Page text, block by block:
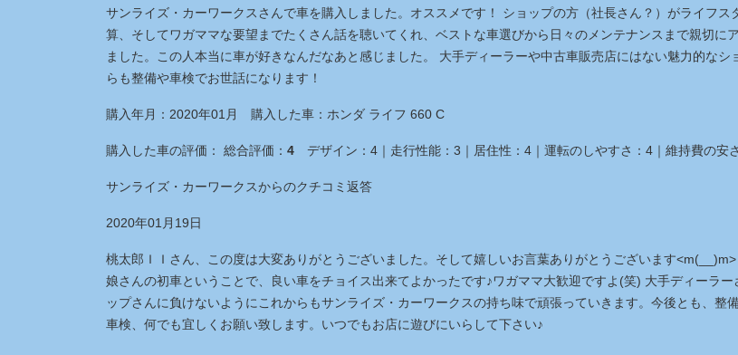
サンライズ・カーワークスさんで車を購入しました。オススメです！ ショップの方（社長さん？）がライフス
算、そしてワガママな要望までたくさん話を聴いてくれ、ベストな車選びから日々のメンテナンスまで親切に
ました。この人本当に車が好きなんだなあと感じました。 大手ディーラーや中古車販売店にはない魅力的なシ
らも整備や車検でお世話になります！
購入年月： 2020年01月 購入した車： ホンダ ライフ 660 C
購入した車の評価： 総合評価： 4 デザイン： 4 ｜ 走行性能： 3 ｜ 居住性： 4 ｜ 運転のしやすさ： 4 ｜ 維持費の安
サンライズ・カーワークスからのクチコミ返答
2020年01月19日
桃太郎ＩＩさん、この度は大変ありがとうございました。そして嬉しいお言葉ありがとうございます
娘さんの初車ということで、良い車をチョイス出来てよかったです♪ワガママ大歓迎ですよ(笑) 大手ディーラー
ップさんに負けないようにこれからもサンライズ・カーワークスの持ち味で頑張っていきます。今後とも、整
車検、何でも宜しくお願い致します。いつでもお店に遊びにいらして下さい♪